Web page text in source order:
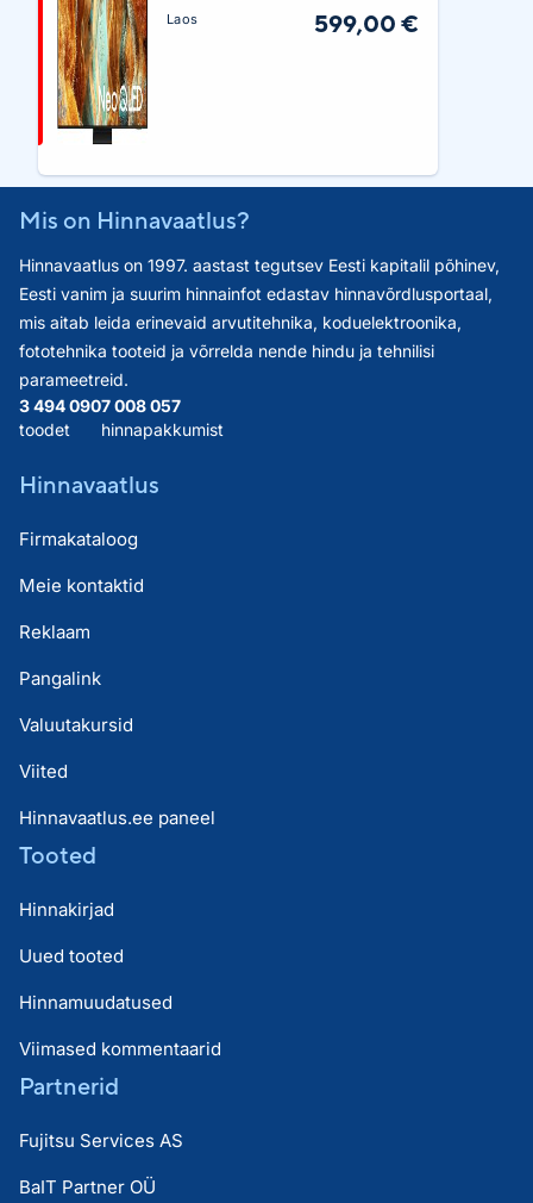
Laos 599,00 €
Mis on Hinnavaatlus?
Hinnavaatlus on 1997. aastast tegutsev Eesti kapitalil põhinev,
Eesti vanim ja suurim hinnainfot edastav hinnavõrdlusportaal,
mis aitab leida erinevaid arvutitehnika, koduelektroonika,
fototehnika tooteid ja võrrelda nende hindu ja tehnilisi
parameetreid.
3 494 090
toodet
7 008 057
hinnapakkumist
Hinnavaatlus
Firmakataloog
Meie kontaktid
Reklaam
Pangalink
Valuutakursid
Viited
Hinnavaatlus.ee paneel
Tooted
Hinnakirjad
Uued tooted
Hinnamuudatused
Viimased kommentaarid
Partnerid
Fujitsu Services AS
BaIT Partner OÜ